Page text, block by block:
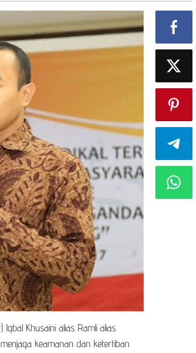
Khusaini alias Ramli alias
keamanan dan ketertiban